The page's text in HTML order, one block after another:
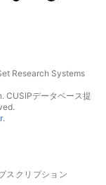
Research Systems
データベース提
.
スクリプション